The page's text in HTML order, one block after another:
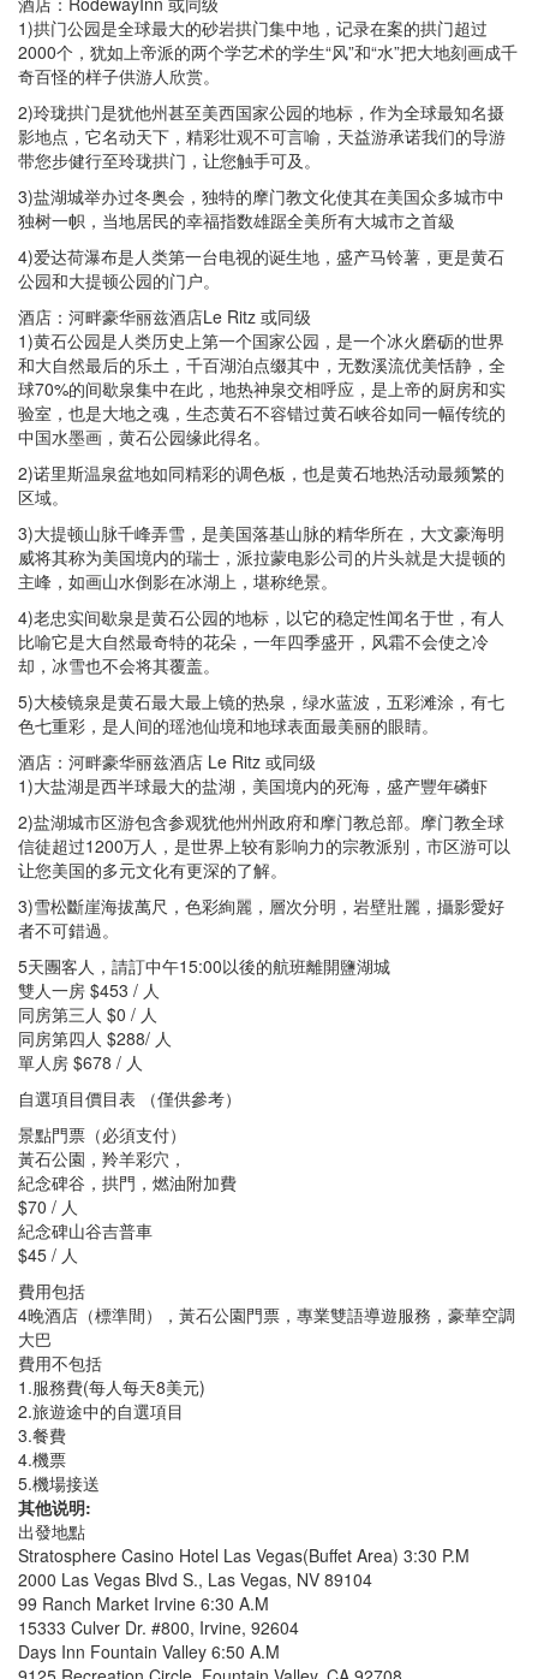
1)拱门公园是全球最大的砂岩拱门集中地，记录在案的拱门超过
2000个，犹如上帝派的两个学艺术的学生“风”和“水”把大地刻画成千
奇百怪的样子供游人欣赏。
2)玲珑拱门是犹他州甚至美西国家公园的地标，作为全球最知名摄
影地点，它名动天下，精彩壮观不可言喻，天益游承诺我们的导游
带您步健行至玲珑拱门，让您触手可及。
3)盐湖城举办过冬奥会，独特的摩门教文化使其在美国众多城市中
独树一帜，当地居民的幸福指数雄踞全美所有大城市之首級
4)爱达荷瀑布是人类第一台电视的诞生地，盛产马铃薯，更是黄石
公园和大提顿公园的门户。
酒店：河畔豪华丽兹酒店Le Ritz 或同级
1)黄石公园是人类历史上第一个国家公园，是一个冰火磨砺的世界
和大自然最后的乐土，千百湖泊点缀其中，无数溪流优美恬静，全
球70%的间歇泉集中在此，地热神泉交相呼应，是上帝的厨房和实
验室，也是大地之魂，生态黄石不容错过黄石峡谷如同一幅传统的
中国水墨画，黄石公园缘此得名。
2)诺里斯温泉盆地如同精彩的调色板，也是黄石地热活动最频繁的
区域。
3)大提顿山脉千峰弄雪，是美国落基山脉的精华所在，大文豪海明
威将其称为美国境内的瑞士，派拉蒙电影公司的片头就是大提顿的
主峰，如画山水倒影在冰湖上，堪称绝景。
4)老忠实间歇泉是黄石公园的地标，以它的稳定性闻名于世，有人
比喻它是大自然最奇特的花朵，一年四季盛开，风霜不会使之冷
却，冰雪也不会将其覆盖。
5)大棱镜泉是黄石最大最上镜的热泉，绿水蓝波，五彩滩涂，有七
色七重彩，是人间的瑶池仙境和地球表面最美丽的眼睛。
酒店：河畔豪华丽兹酒店 Le Ritz 或同级
1)大盐湖是西半球最大的盐湖，美国境内的死海，盛产豐年磷虾
2)盐湖城市区游包含参观犹他州州政府和摩门教总部。摩门教全球
信徒超过1200万人，是世界上较有影响力的宗教派别，市区游可以
让您美国的多元文化有更深的了解。
3)雪松斷崖海拔萬尺，色彩絢麗，層次分明，岩壁壯麗，攝影愛好
者不可錯過。
5天團客人，請訂中午15:00以後的航班離開鹽湖城
雙人一房 $453 / 人
同房第三人 $0 / 人
同房第四人 $288/ 人
單人房 $678 / 人
自選項目價目表 （僅供參考）
景點門票（必須支付）
黃石公園，羚羊彩穴，
紀念碑谷，拱門，燃油附加費
$70 / 人
紀念碑山谷吉普車
$45 / 人
費用包括
4晚酒店（標準間），黃石公園門票，專業雙語導遊服務，豪華空調
大巴
費用不包括
1.服務費(每人每天8美元)
2.旅遊途中的自選項目
3.餐費
4.機票
5.機場接送
其他说明:
出發地點
Stratosphere Casino Hotel Las Vegas(Buffet Area) 3:30 P.M
2000 Las Vegas Blvd S., Las Vegas, NV 89104
99 Ranch Market Irvine 6:30 A.M
15333 Culver Dr. #800, Irvine, 92604
Days Inn Fountain Valley 6:50 A.M